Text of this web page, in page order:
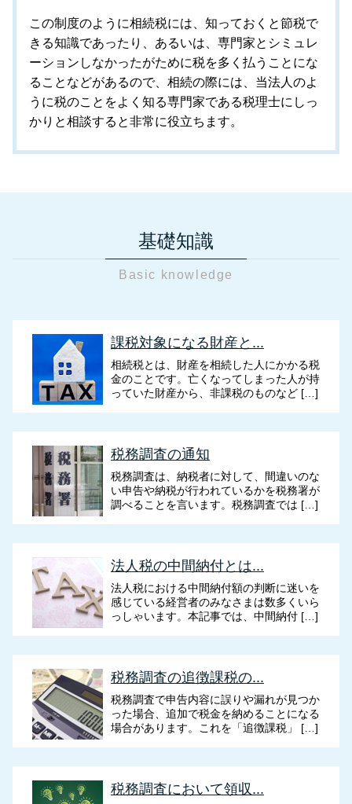
この制度のように相続税には、知っておくと節税で
きる知識であったり、あるいは、専門家とシミュレ
ーションしなかったがために税を多く払うことにな
ることなどがあるので、相続の際には、当法人のよ
うに税のことをよく知る専門家である税理士にしっ
かりと相談すると非常に役立ちます。
基礎知識
Basic knowledge
課税対象になる財産と...
相続税とは、財産を相続した人にかかる税
金のことです。亡くなってしまった人が持
っていた財産から、非課税のものなど […]
税務調査の通知
税務調査は、納税者に対して、間違いのな
い申告や納税が行われているかを税務署が
調べることを言います。税務調査では […]
法人税の中間納付とは...
法人税における中間納付額の判断に迷いを
感じている経営者のみなさまは数多くいら
っしゃいます。本記事では、中間納付 […]
税務調査の追徴課税の...
税務調査で申告内容に誤りや漏れが見つか
った場合、追加で税金を納めることになる
場合があります。これを「追徴課税」 […]
税務調査において領収...